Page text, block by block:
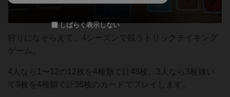
狩りになぞらえて、4シーズンで競うトリックテイキング
ゲーム。
4人なら1〜12の12枚を4種類で計48枚、3人なら3枚抜い
て9枚を4種類で計36枚のカードでプレイします。
しばらく表示しない